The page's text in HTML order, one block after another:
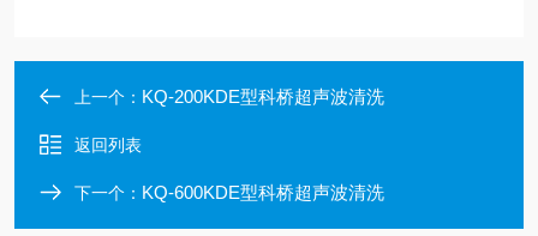
上一个： KQ-200KDE型科桥超声波清洗
返回列表
下一个： KQ-600KDE型科桥超声波清洗